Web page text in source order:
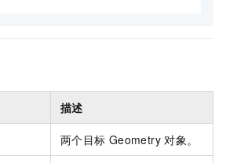
描述
两个目标 Geometry 对象。